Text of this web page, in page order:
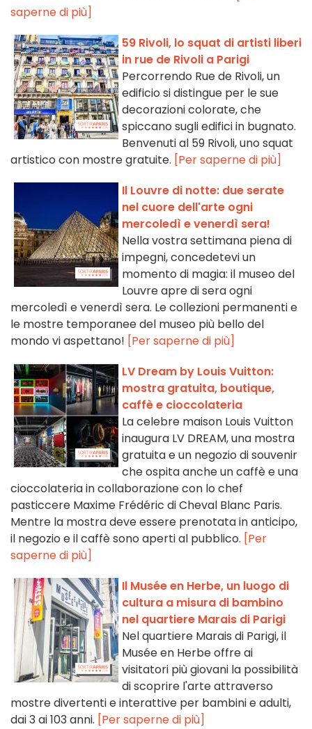
saperne di più]
59 Rivoli, lo squat di artisti liberi
in rue de Rivoli a Parigi
Percorrendo Rue de Rivoli, un
edificio si distingue per le sue
decorazioni colorate, che
spiccano sugli edifici in bugnato.
Benvenuti al 59 Rivoli, uno squat
artistico con mostre gratuite. [Per saperne di più]
Il Louvre di notte: due serate
nel cuore dell'arte ogni
mercoledì e venerdì sera!
Nella vostra settimana piena di
impegni, concedetevi un
momento di magia: il museo del
Louvre apre di sera ogni
mercoledì e venerdì sera. Le collezioni permanenti e
le mostre temporanee del museo più bello del
mondo vi aspettano! [Per saperne di più]
LV Dream by Louis Vuitton:
mostra gratuita, boutique,
caffè e cioccolateria
La celebre maison Louis Vuitton
inaugura LV DREAM, una mostra
gratuita e un negozio di souvenir
che ospita anche un caffè e una
cioccolateria in collaborazione con lo chef
pasticcere Maxime Frédéric di Cheval Blanc Paris.
Mentre la mostra deve essere prenotata in anticipo,
il negozio e il caffè sono aperti al pubblico. [Per
saperne di più]
Il Musée en Herbe, un luogo di
cultura a misura di bambino
nel quartiere Marais di Parigi
Nel quartiere Marais di Parigi, il
Musée en Herbe offre ai
visitatori più giovani la possibilità
di scoprire l'arte attraverso
mostre divertenti e interattive per bambini e adulti,
dai 3 ai 103 anni. [Per saperne di più]